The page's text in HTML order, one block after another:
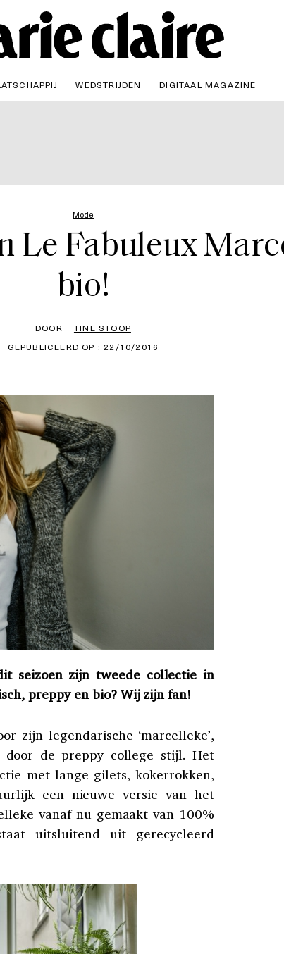
WEDSTRIJDEN DIGITAAL MAGAZINE
Mode
Le Fabuleux
bio!
DOOR
TINE STOOP
GEPUBLICEERD OP : 22/10/2016
seizoen zijn tweede collectie in
preppy en bio? Wij zijn fan!
zijn legendarische ‘marcelleke’,
de preppy college stijl. Het
met lange gilets, kokerrokken,
een nieuwe versie van het
vanaf nu gemaakt van 100%
uitsluitend uit gerecycleerd